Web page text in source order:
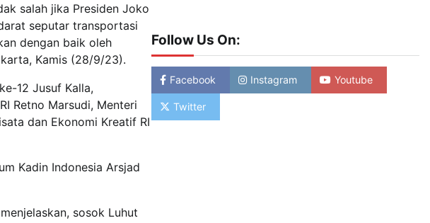
salah jika Presiden Joko
seputar transportasi
dengan baik oleh
Kamis (28/9/23).
12 Jusuf Kalla,
Retno Marsudi, Menteri
dan Ekonomi Kreatif RI
Kadin Indonesia Arsjad
sosok Luhut
Follow Us On:
Facebook Instagram Youtube
Twitter